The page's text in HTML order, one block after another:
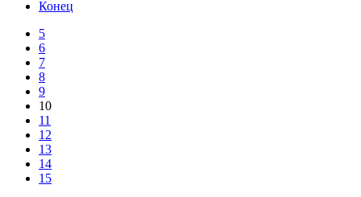
Конец
5
6
7
8
9
10
11
12
13
14
15